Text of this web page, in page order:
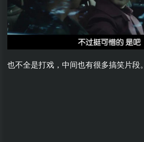
也不全是打戏，中间也有很多搞笑片段。